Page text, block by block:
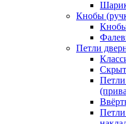
Кнобы
Петли
Петли